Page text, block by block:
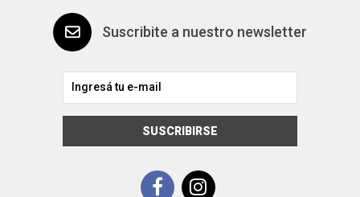
Suscribite a nuestro newsletter
SUSCRIBIRSE